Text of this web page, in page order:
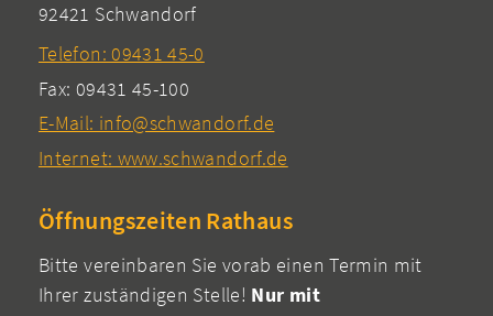
92421 Schwandorf
Telefon: 09431 45-0
Fax: 09431 45-100
E-Mail: info@schwandorf.de
Internet: www.schwandorf.de
Öffnungszeiten Rathaus
Bitte vereinbaren Sie vorab einen Termin mit
Ihrer zuständigen Stelle! Nur mit